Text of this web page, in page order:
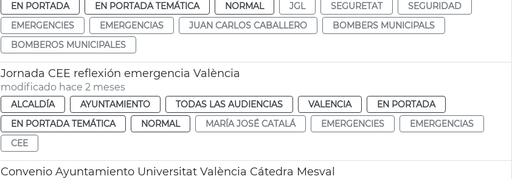
EN PORTADA
EN PORTADA TEMÁTICA NORMAL JGL SEGURETAT
SEGURIDAD
EMERGENCIES
EMERGENCIAS JUAN CARLOS CABALLERO
BOMBERS MUNICIPALS
BOMBEROS MUNICIPALES
Jornada CEE reflexión emergencia València
modificado hace 2 meses
ALCALDÍA AYUNTAMIENTO TODAS LAS AUDIENCIAS VALENCIA
EN PORTADA
EN PORTADA TEMÁTICA
NORMAL MARÍA JOSÉ CATALÁ EMERGENCIES
EMERGENCIAS
CEE
Convenio Ayuntamiento Universitat València Cátedra Mesval